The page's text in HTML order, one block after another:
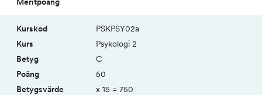
PSKPSY02a
Psykologi 2
C
50
x 15 = 750